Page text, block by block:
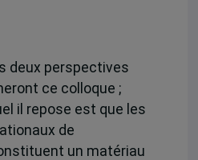
deux perspectives
ce colloque ;
il repose est que les
de
un matériau